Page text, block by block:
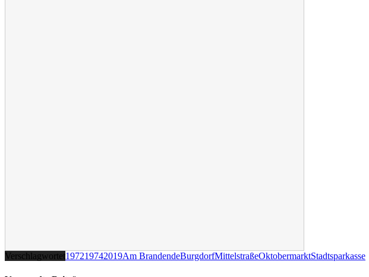
Verschlagwortet197219742019Am BrandendeBurgdorfMittelstraßeOktobermarktStadtsparkasse